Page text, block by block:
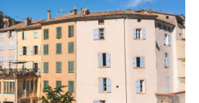
La montée vers la citadelle par la
à un parcours sur l’architecture
soldats.